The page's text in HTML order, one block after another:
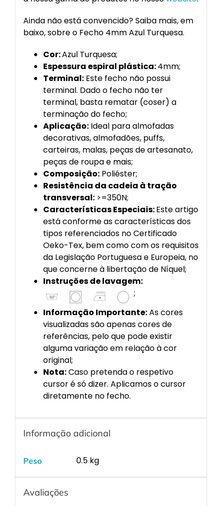
Ainda não está convencido? Saiba mais, em
baixo, sobre o Fecho 4mm Azul Turquesa.
Cor:Azul Turquesa;
Espessura espiral plástica:4mm;
Terminal:Este fecho não possui
terminal. Dado o fecho não ter
terminal, basta rematar (coser) a
terminação do fecho;
Aplicação:Ideal para almofadas
decorativas, almofadões, puffs,
carteiras, malas, peças de artesanato,
peças de roupa e mais;
Composição:Poliéster;
Resistência da cadeia à tração
transversal:>=350N;
Características Especiais:Este artigo
está conforme as características dos
tipos referenciados no Certificado
Oeko-Tex, bem como com os requisitos
da Legislação Portuguesa e Europeia, no
que concerne à libertação de Níquel;
Instruções de lavagem:
;
Informação Importante:As cores
visualizadas são apenas cores de
referências, pelo que pode existir
alguma variação em relação à cor
original;
Nota:Caso pretenda o respetivo
cursor é só dizer. Aplicamos o cursor
diretamente no fecho.
Informação adicional
Peso 0.5 kg
Avaliações